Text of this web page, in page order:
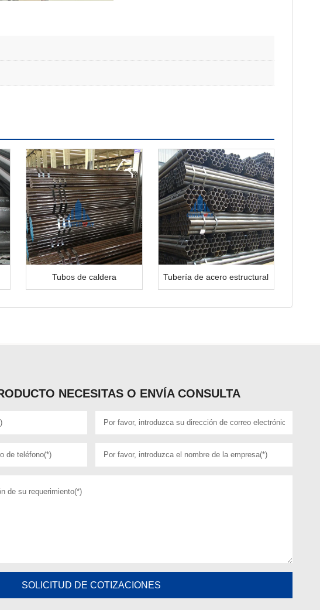
Tubos de caldera Tubería de acero estructural
NECESITAS O ENVÍA CONSULTA